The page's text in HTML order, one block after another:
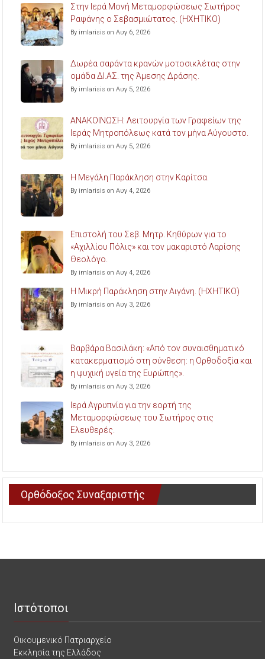
Στην Ιερά Μονή Μεταμορφώσεως Σωτήρος
Ραψάνης ο Σεβασμιώτατος. (ΗΧΗΤΙΚΟ)
By imlarisis on Αυγ 6, 2026
Δωρέα σαράντα κρανών μοτοσικλέτας στην
ομάδα ΔΙ.ΑΣ. της Άμεσης Δράσης.
By imlarisis on Αυγ 5, 2026
ΑΝΑΚΟΙΝΩΣΗ: Λειτουργία των Γραφείων της
Ιεράς Μητροπόλεως κατά τον μήνα Αύγουστο.
By imlarisis on Αυγ 5, 2026
Η Μεγάλη Παράκληση στην Καρίτσα.
By imlarisis on Αυγ 4, 2026
Επιστολή του Σεβ. Μητρ. Κηθύρων για το
«Αχιλλίου Πόλις» και τον μακαριστό Λαρίσης
Θεολόγο.
By imlarisis on Αυγ 4, 2026
Η Μικρή Παράκληση στην Αιγάνη. (ΗΧΗΤΙΚΟ)
By imlarisis on Αυγ 3, 2026
Βαρβάρα Βασιλάκη: «Από τον συναισθηματικό
κατακερματισμό στη σύνθεση: η Ορθοδοξία και
η ψυχική υγεία της Ευρώπης».
By imlarisis on Αυγ 3, 2026
Ιερά Αγρυπνία για την εορτή της
Μεταμορφώσεως του Σωτήρος στις
Ελευθερές.
By imlarisis on Αυγ 3, 2026
Ορθόδοξος Συναξαριστής
Ιστότοποι
Οικουμενικό Πατριαρχείο
Εκκλησία της Ελλάδος